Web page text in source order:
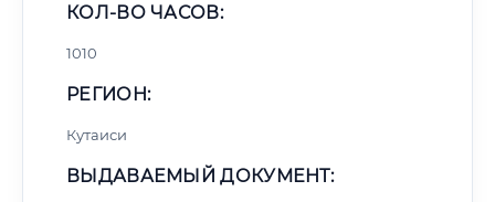
КОЛ-ВО ЧАСОВ:
1010
РЕГИОН:
Кутаиси
ВЫДАВАЕМЫЙ ДОКУМЕНТ: